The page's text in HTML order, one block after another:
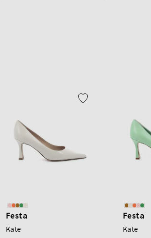
Festa
Kate
Festa
Kate